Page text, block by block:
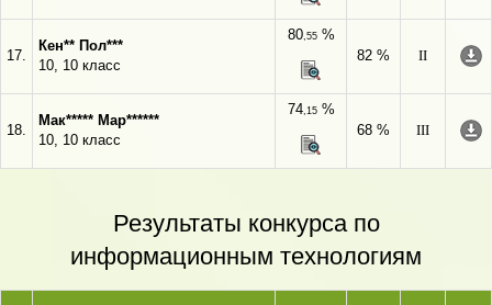
17.
Кен** Пол***
10, 10 класс
80,55%
82 %
II
18.
Мак***** Мар******
10, 10 класс
74,15%
68 %
III
Результаты конкурса по
информационным технологиям